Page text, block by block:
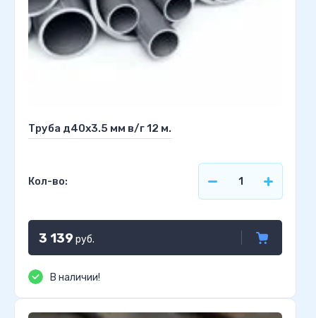
Труба д40х3.5 мм в/г 12 м.
Кол-во:
3 139руб.
В наличии!